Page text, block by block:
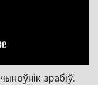
зрабіў.